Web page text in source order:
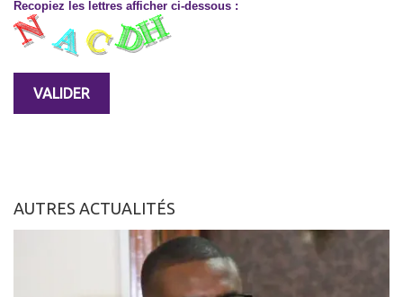
Recopiez les lettres afficher ci-dessous :
AUTRES ACTUALITÉS